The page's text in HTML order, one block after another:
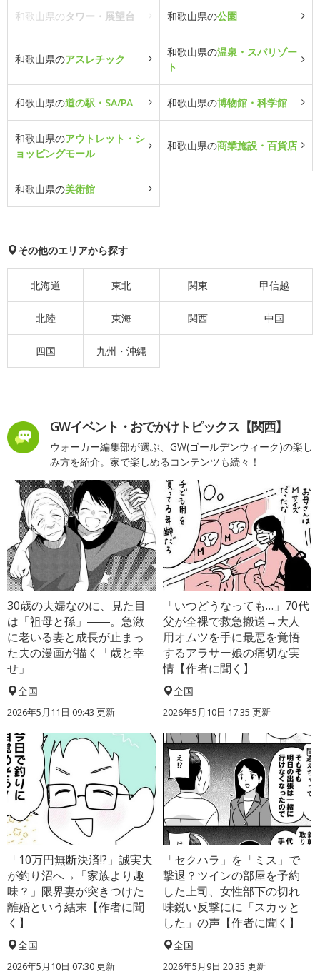
和歌山県のタワー・展望台 和歌山県の公園
和歌山県のアスレチック
和歌山県の温泉・スパリゾー
ト
和歌山県の道の駅・SA/PA 和歌山県の博物館・科学館
和歌山県のアウトレット・シ
ョッピングモール
和歌山県の商業施設・百貨店
和歌山県の美術館
その他のエリアから探す
北海道 東北 関東 甲信越
北陸 東海 関西 中国
四国 九州・沖縄
GWイベント・おでかけトピックス【関西】
ウォーカー編集部が選ぶ、GW(ゴールデンウィーク)の楽し
み方を紹介。家で楽しめるコンテンツも続々！
30歳の夫婦なのに、見た目
は「祖母と孫」――。急激
に老いる妻と成長が止まっ
た夫の漫画が描く「歳と幸
せ」
全国
2026年5月11日 09:43 更新
「いつどうなっても…」70代
父が全裸で救急搬送→大人
用オムツを手に最悪を覚悟
するアラサー娘の痛切な実
情【作者に聞く】
全国
2026年5月10日 17:35 更新
「10万円無断決済!?」誠実夫
が釣り沼へ→「家族より趣
味？」限界妻が突きつけた
離婚という結末【作者に聞
く】
全国
2026年5月10日 07:30 更新
「セクハラ」を「ミス」で
撃退？ツインの部屋を予約
した上司、女性部下の切れ
味鋭い反撃にに「スカッと
した」の声【作者に聞く】
全国
2026年5月9日 20:35 更新